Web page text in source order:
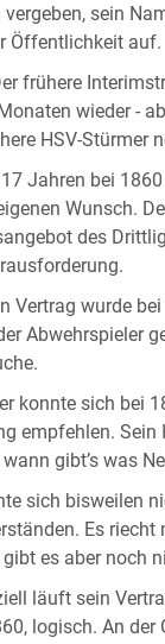
sein
Öffentlichkeit auf.
frühere
wieder -
HSV-Stürmer
Jahren bei
Wunsch.
des
Vertrag wurde
Abwehrspieler
konnte sich bei
empfehlen. Sein
gibt’s was
sich bisweilen
Es riecht
es aber noch
läuft sein
logisch. An der